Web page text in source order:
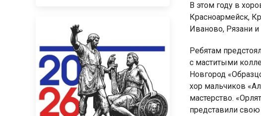
В этом году в
Красноармейск,
Иваново, Рязани
Ребятам
с маститыми
Новгород
хор мальчиков
мастерство.
представили